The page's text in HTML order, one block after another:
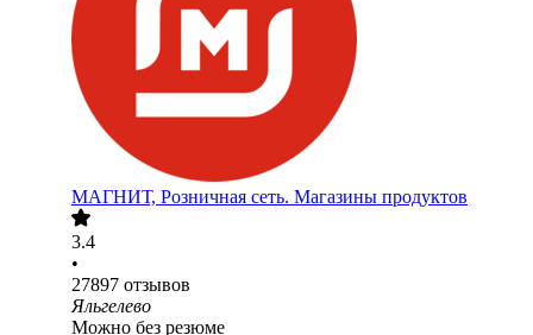
МАГНИТ, Розничная сеть. Магазины продуктов
3.4
•
27897 отзывов
Яльгелево
Можно без резюме